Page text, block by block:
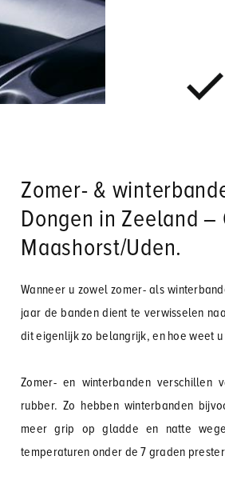
Zomer- &
Dongen in Zeeland –
Maashorst/Uden.
Wanneer u zowel zomer- als
jaar de banden dient te verwisselen
dit eigenlijk zo belangrijk, en hoe weet
Zomer- en winterbanden
rubber. Zo hebben winterbanden
meer grip op gladde en natte
temperaturen onder de 7 graden